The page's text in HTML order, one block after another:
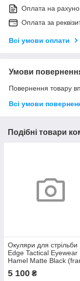
Оплата на
Оплата за
Всі умови оплати
Умови
Повернення товару
Всі умови
Подібні товари
Окуляри для стрільби
Edge Tactical Eyewear
Hamel Matte Black
/ G-15 Vapor Shield
оригінал. Доставка з
5 100 ₴